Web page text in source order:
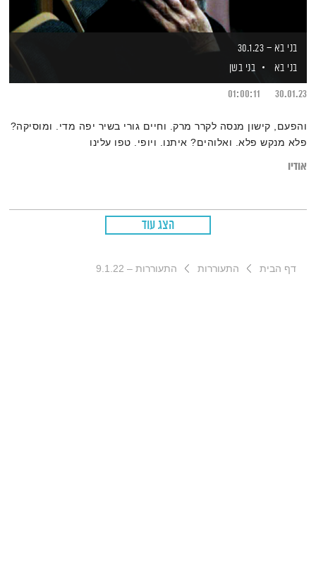
בני בא – 30.1.23
בני בא
בני בשן
30.01.23
01:00:11
והפעם, קישון מנסה לקרר מרק. וחיים גורי בשיר יפה מדי. ומוסיקה?
פלא מנקש פלא. ואלוהים? איתנו. ויופי. טפו עלינו
אודיו
הצג עוד
דף הבית התעוררות התעוררות – 9.1.22